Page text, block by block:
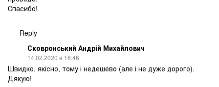
Спасибо!
Reply
Сковронський Андрій Михайлович
14.02.2020 в 16:46
Швидко, якісно, тому і недешево (але і не дуже дорого).
Дякую!